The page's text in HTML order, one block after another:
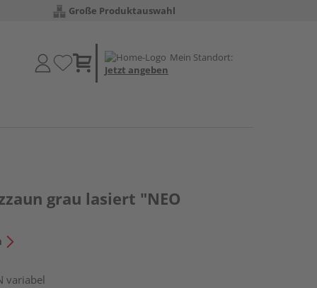
Große Produktauswahl
Mein Standort:
Jetzt angeben
grau lasiert "NEO
variabel